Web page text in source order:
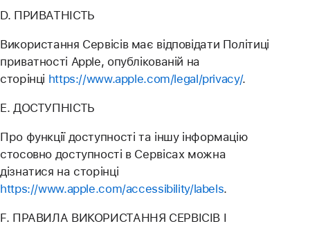
D. ПРИВАТНІСТЬ
Використання Сервісів має відповідати Політиці
приватності Apple, опублікованій на
сторінці https://www.apple.com/legal/privacy/.
E. ДОСТУПНІСТЬ
Про функції доступності та іншу інформацію
стосовно доступності в Сервісах можна
дізнатися на сторінці
https://www.apple.com/accessibility/labels.
F. ПРАВИЛА ВИКОРИСТАННЯ СЕРВІСІВ І